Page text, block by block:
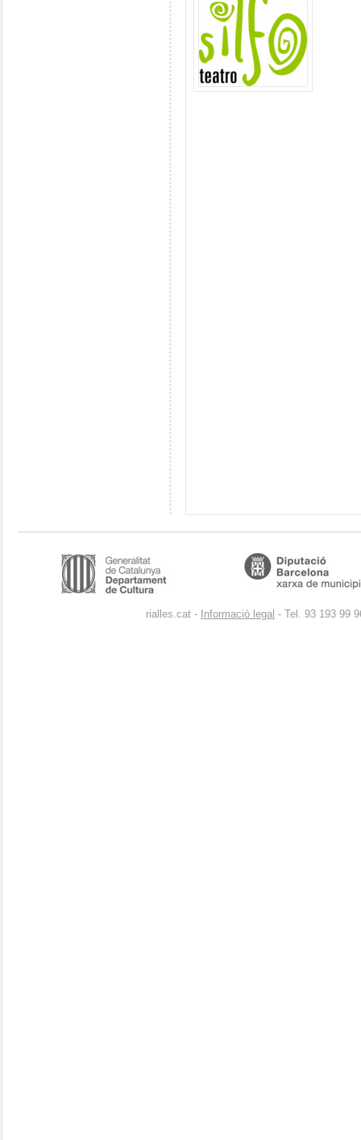
rialles.cat - Informació legal - Tel. 93 193 99